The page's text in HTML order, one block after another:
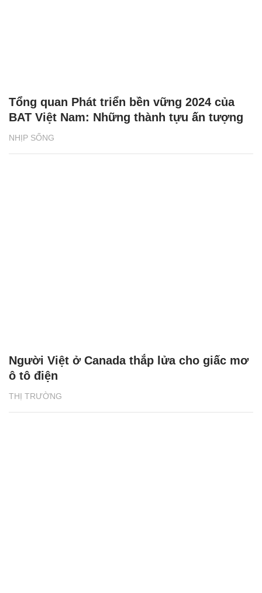
NHỊP SỐNG
Tổng quan Phát triển bền vững 2024 của
BAT Việt Nam: Những thành tựu ấn tượng
THỊ TRƯỜNG
Người Việt ở Canada thắp lửa cho giấc mơ
ô tô điện